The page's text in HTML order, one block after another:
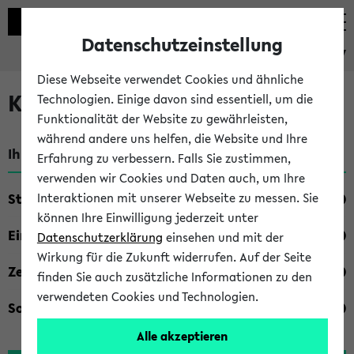
eKVV
Kombisuche im eKVV
Ihre Suchkriterien:
Studienfach
Einrichtung
Zeiten
Sonstiges
Datenschutzeinstellung
Diese Webseite verwendet Cookies und ähnliche
Technologien. Einige davon sind essentiell, um die
Funktionalität der Website zu gewährleisten,
während andere uns helfen, die Website und Ihre
Erfahrung zu verbessern. Falls Sie zustimmen,
verwenden wir Cookies und Daten auch, um Ihre
Interaktionen mit unserer Webseite zu messen. Sie
können Ihre Einwilligung jederzeit unter
Datenschutzerklärung einsehen und mit der
Wirkung für die Zukunft widerrufen. Auf der Seite
finden Sie auch zusätzliche Informationen zu den
verwendeten Cookies und Technologien.
Alle akzeptieren